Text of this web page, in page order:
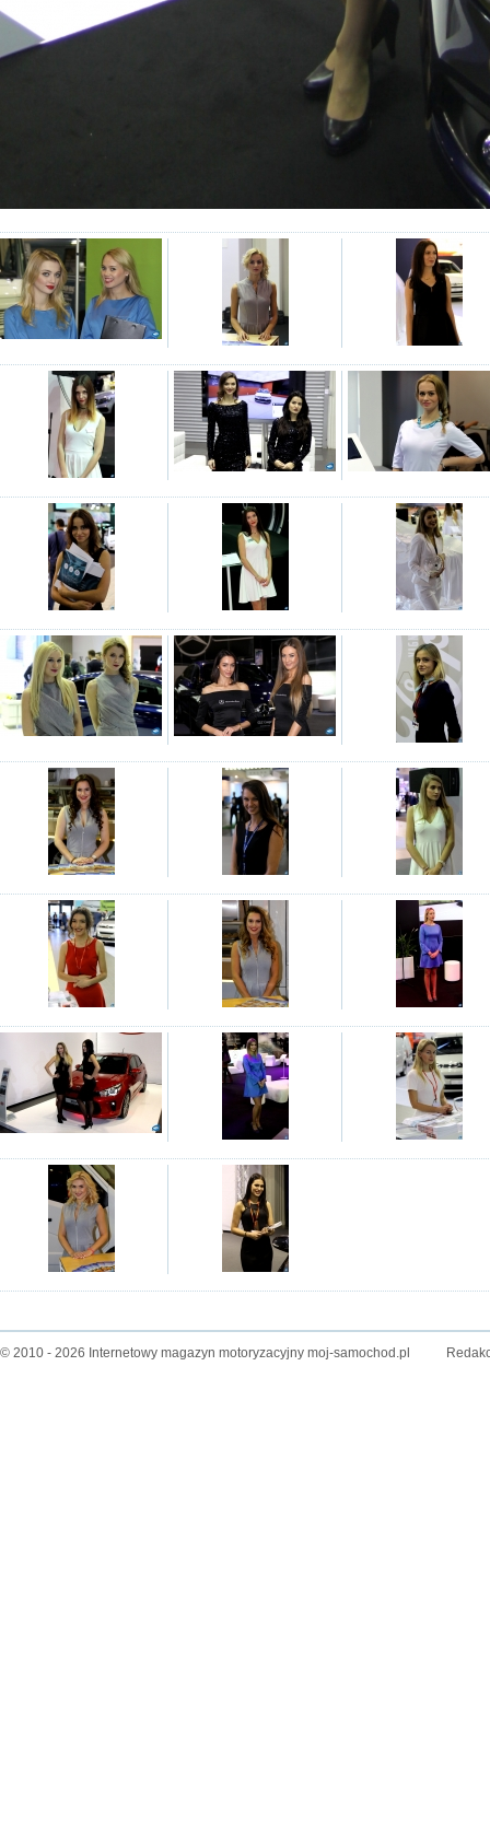
© 2010 - 2026 Internetowy magazyn motoryzacyjny moj-samochod.pl